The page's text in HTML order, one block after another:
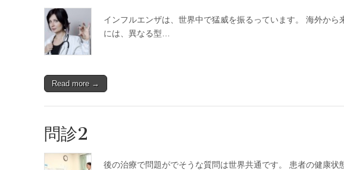
インフルエンザは、世界中で猛威を振るっています。 海外から
には、異なる型…
Read more →
問診2
後の治療で問題がでそうな質問は世界共通です。 患者の健康状